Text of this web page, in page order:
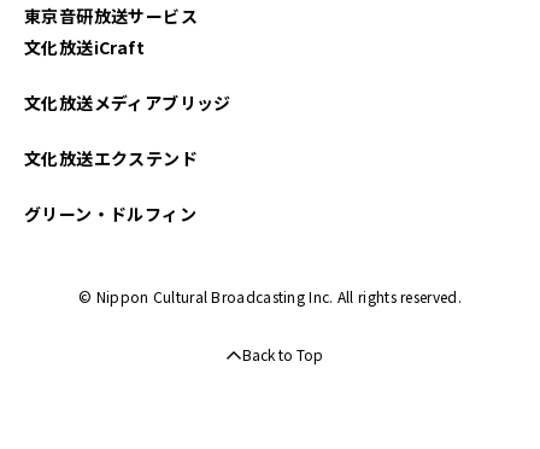
東京音研放送サービス
文化放送iCraft
文化放送メディアブリッジ
文化放送エクステンド
グリーン・ドルフィン
© Nippon Cultural Broadcasting Inc. All rights reserved.
Back to Top